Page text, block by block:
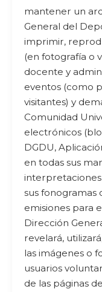
mantener un
General del
imprimir,
(en fotografía o
docente y
eventos (como
visitantes) y
Comunidad
electrónicos
DGDU,
en todas sus
interpretaciones
sus fonogramas
emisiones para
Dirección
revelará,
las imágenes o
usuarios
de las páginas